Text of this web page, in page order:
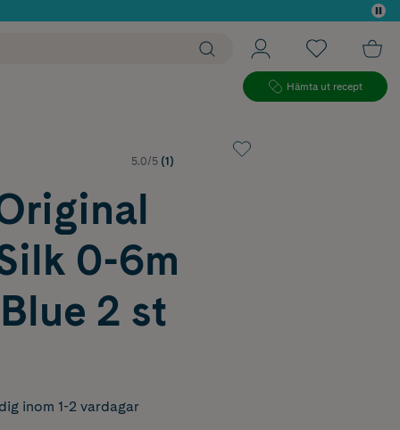
Hämta ut recept
5.0/5 (1)
0-6m
2 st
inom 1-2 vardagar